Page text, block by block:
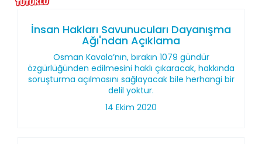
İnsan Hakları Savunucuları Dayanışma
Ağı'ndan Açıklama
Osman Kavala’nın, bırakın 1079 gündür
özgürlüğünden edilmesini haklı çıkaracak, hakkında
soruşturma açılmasını sağlayacak bile herhangi bir
delil yoktur.
14 Ekim 2020